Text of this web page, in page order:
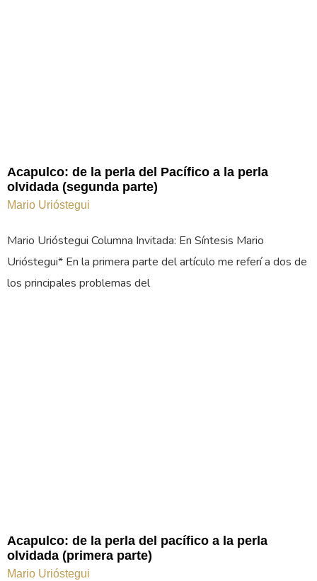
Acapulco: de la perla del Pacífico a la perla
olvidada (segunda parte)
Mario Urióstegui
Mario Urióstegui Columna Invitada: En Síntesis Mario
Urióstegui* En la primera parte del artículo me referí a dos de
los principales problemas del
Acapulco: de la perla del pacífico a la perla
olvidada (primera parte)
Mario Urióstegui